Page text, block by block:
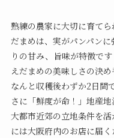
熟練の農家に大切に育て
だまめは、実がパンパン
りの甘み、旨味が特徴です
えだまめの美味しさの決
なんと収穫後わずか2日間
さに「鮮度が命！」地産地
大都市近郊の立地条件を
には大阪府内のお店に届